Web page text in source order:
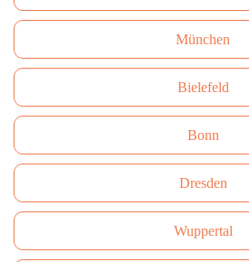
München
Bielefeld
Bonn
Dresden
Wuppertal